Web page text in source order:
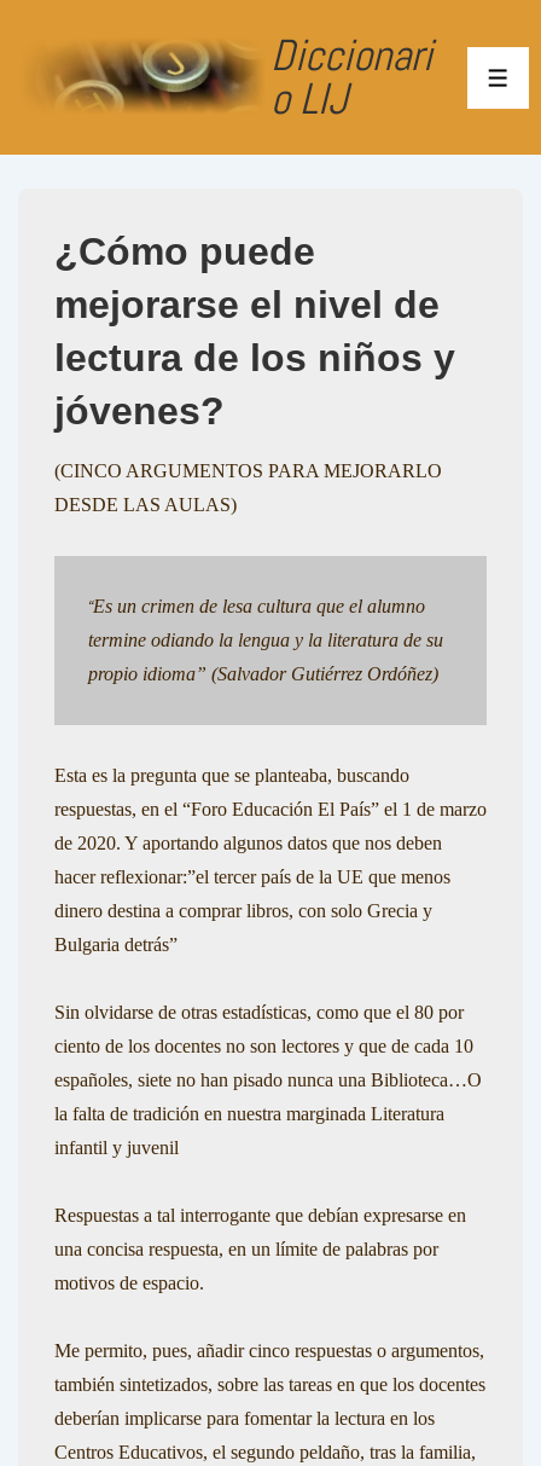
Diccionari
o LIJ
¿Cómo puede
mejorarse el nivel de
lectura de los niños y
jóvenes?
(CINCO ARGUMENTOS PARA MEJORARLO
DESDE LAS AULAS)
“Es un crimen de lesa cultura que el alumno
termine odiando la lengua y la literatura de su
propio idioma” (Salvador Gutiérrez Ordóñez)
Esta es la pregunta que se planteaba, buscando
respuestas, en el “Foro Educación El País” el 1 de marzo
de 2020. Y aportando algunos datos que nos deben
hacer reflexionar:”el tercer país de la UE que menos
dinero destina a comprar libros, con solo Grecia y
Bulgaria detrás”
Sin olvidarse de otras estadísticas, como que el 80 por
ciento de los docentes no son lectores y que de cada 10
españoles, siete no han pisado nunca una Biblioteca…O
la falta de tradición en nuestra marginada Literatura
infantil y juvenil
Respuestas a tal interrogante que debían expresarse en
una concisa respuesta, en un límite de palabras por
motivos de espacio.
Me permito, pues, añadir cinco respuestas o argumentos,
también sintetizados, sobre las tareas en que los docentes
deberían implicarse para fomentar la lectura en los
Centros Educativos, el segundo peldaño, tras la familia,